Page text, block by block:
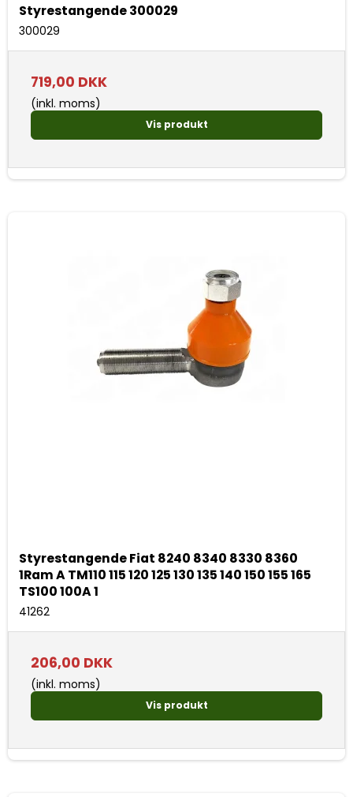
Styrestangende 300029
300029
719,00 DKK
(inkl. moms)
Vis produkt
Styrestangende Fiat 8240 8340 8330 8360
1Ram A TM110 115 120 125 130 135 140 150 155 165
TS100 100A 1
41262
206,00 DKK
(inkl. moms)
Vis produkt